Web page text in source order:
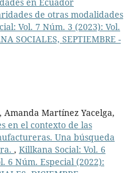
de otras modalidades
Vol. 7 Núm. 3 (2023): Vol.
SOCIALES, SEPTIEMBRE -
Martínez Yacelga,
en el contexto de las
Una búsqueda
, Killkana Social: Vol. 6
6 Núm. Especial (2022):